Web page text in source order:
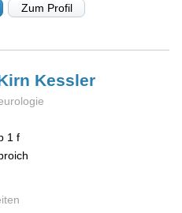
Zum Profil
Kessler
1 f